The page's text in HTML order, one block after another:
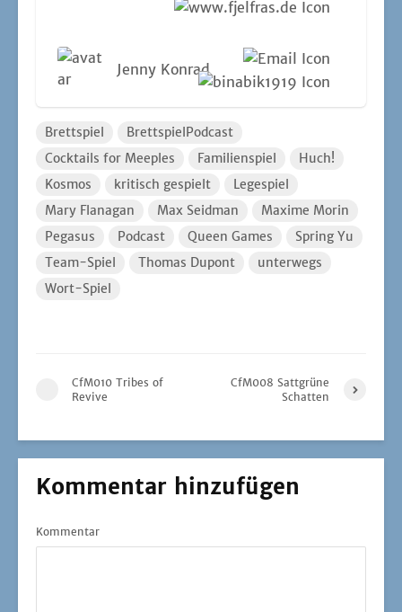
Jen­ny Konrad
Brettspiel
BrettspielPodcast
Cocktails for Meeples
Familienspiel
Huch!
Kosmos
kritisch gespielt
Legespiel
Mary Flanagan
Max Seidman
Maxime Morin
Pegasus
Podcast Queen Games
Spring Yu
Team-Spiel
Thomas Dupont
unterwegs
Wort-Spiel
CfM010 Tribes of
Revive
CfM008 Sattgrüne
Schatten
Kommentar hinzufügen
Kommentar